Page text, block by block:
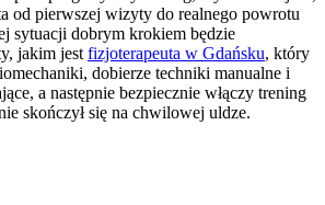
od pierwszej wizyty do realnego powrotu
sytuacji dobrym krokiem będzie
jakim jest fizjoterapeuta w Gdańsku, który
dobierze techniki manualne i
a następnie bezpiecznie włączy trening
skończył się na chwilowej uldze.